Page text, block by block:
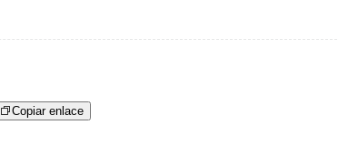
Copiar enlace